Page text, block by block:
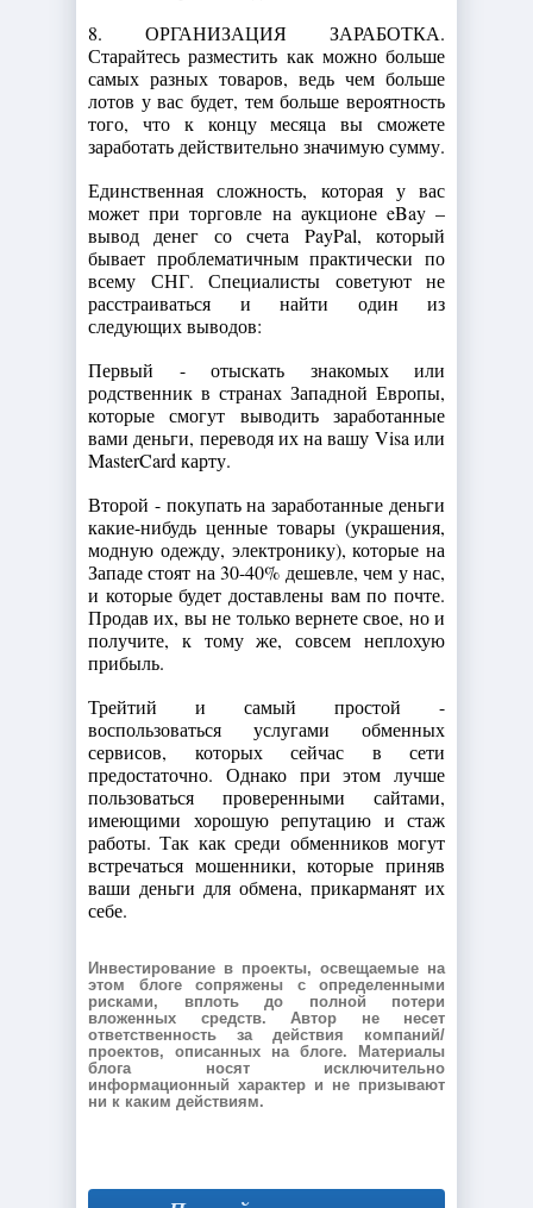
8. ОРГАНИЗАЦИЯ ЗАРАБОТКА.
Старайтесь разместить как можно больше
самых разных товаров, ведь чем больше
лотов у вас будет, тем больше вероятность
того, что к концу месяца вы сможете
заработать действительно значимую сумму.
Единственная сложность, которая у вас
может при торговле на аукционе eBay –
вывод денег со счета PayPal, который
бывает проблематичным практически по
всему СНГ. Специалисты советуют не
расстраиваться и найти один из
следующих выводов:
Первый - отыскать знакомых или
родственник в странах Западной Европы,
которые смогут выводить заработанные
вами деньги, переводя их на вашу Visa или
MasterCard карту.
Второй - покупать на заработанные деньги
какие-нибудь ценные товары (украшения,
модную одежду, электронику), которые на
Западе стоят на 30-40% дешевле, чем у нас,
и которые будет доставлены вам по почте.
Продав их, вы не только вернете свое, но и
получите, к тому же, совсем неплохую
прибыль.
Трейтий и самый простой -
воспользоваться услугами обменных
сервисов, которых сейчас в сети
предостаточно. Однако при этом лучше
пользоваться проверенными сайтами,
имеющими хорошую репутацию и стаж
работы. Так как среди обменников могут
встречаться мошенники, которые приняв
ваши деньги для обмена, прикарманят их
себе.
Инвестирование в проекты, освещаемые на
этом блоге сопряжены с определенными
рисками, вплоть до полной потери
вложенных средств. Автор не несет
ответственность за действия компаний/
проектов, описанных на блоге. Материалы
блога носят исключительно
информационный характер и не призывают
ни к каким действиям.